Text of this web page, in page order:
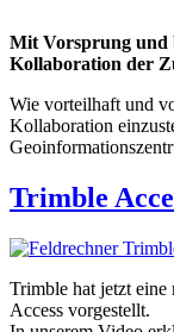
Mit Vorsprung und
Kollaboration der
Wie vorteilhaft und
Kollaboration
Trimble
Trimble hat jetzt eine
Access vorgestellt.